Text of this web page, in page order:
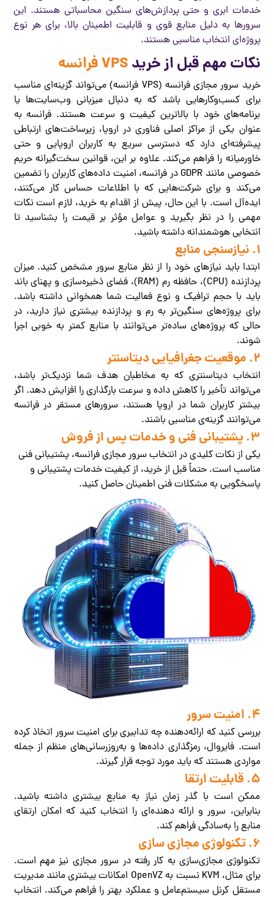
خدمات ابری و حتی پردازش‌های سنگین محاسباتی هستند. این
سرورها به دلیل منابع قوی و قابلیت اطمینان بالا، برای هر نوع
پروژه‌ای انتخاب مناسبی هستند.
نکات مهم قبل از خریدVPS فرانسه
خرید سرور مجازی فرانسه (VPS فرانسه) می‌تواند گزینه‌ای مناسب
برای کسب‌وکارهایی باشد که به دنبال میزبانی وب‌سایت‌ها یا
برنامه‌های خود با بالاترین کیفیت و سرعت هستند. فرانسه به
عنوان یکی از مراکز اصلی فناوری در اروپا، زیرساخت‌های ارتباطی
پیشرفته‌ای دارد که دسترسی سریع به کاربران اروپایی و حتی
خاورمیانه را فراهم می‌کند. علاوه بر این، قوانین سخت‌گیرانه حریم
خصوصی مانند GDPR در فرانسه، امنیت داده‌های کاربران را تضمین
می‌کند و برای شرکت‌هایی که با اطلاعات حساس کار می‌کنند،
ایده‌آل است. با این حال، پیش از اقدام به خرید، لازم است نکات
مهمی را در نظر بگیرید و عوامل مؤثر بر قیمت را بشناسید تا
انتخابی هوشمندانه داشته باشید.
1. نیازسنجی منابع
ابتدا باید نیازهای خود را از نظر منابع سرور مشخص کنید. میزان
پردازنده (CPU)، حافظه رم (RAM)، فضای ذخیره‌سازی و پهنای باند
باید با حجم ترافیک و نوع فعالیت شما همخوانی داشته باشد.
برای پروژه‌های سنگین‌تر به رم و پردازنده بیشتری نیاز دارید، در
حالی که پروژه‌های ساده‌تر می‌توانند با منابع کمتر به خوبی اجرا
شوند.
2. موقعیت جغرافیایی دیتاسنتر
انتخاب دیتاسنتری که به مخاطبان هدف شما نزدیک‌تر باشد،
می‌تواند تأخیر را کاهش داده و سرعت بارگذاری را افزایش دهد. اگر
بیشتر کاربران شما در اروپا هستند، سرورهای مستقر در فرانسه
می‌توانند گزینه‌ی مناسبی باشند.
3. پشتیبانی فنی و خدمات پس از فروش
یکی از نکات کلیدی در انتخاب سرور مجازی فرانسه، پشتیبانی فنی
مناسب است. حتماً قبل از خرید، از کیفیت خدمات پشتیبانی و
پاسخگویی به مشکلات فنی اطمینان حاصل کنید.
4. امنیت سرور
بررسی کنید که ارائه‌دهنده چه تدابیری برای امنیت سرور اتخاذ کرده
است. فایروال، رمزگذاری داده‌ها و به‌روزرسانی‌های منظم از جمله
مواردی هستند که باید مورد توجه قرار گیرند.
5. قابلیت ارتقا
ممکن است با گذر زمان نیاز به منابع بیشتری داشته باشید.
بنابراین، سرور و ارائه دهنده‌ای را انتخاب کنید که امکان ارتقای
منابع را به‌سادگی فراهم کند.
6. تکنولوژی مجازی سازی
تکنولوژی مجازی‌سازی به کار رفته در سرور مجازی نیز مهم است.
برای مثال، KVM نسبت به OpenVZ امکانات بیشتری مانند مدیریت
مستقل کرنل سیستم‌عامل و عملکرد بهتر را فراهم می‌کند. انتخاب